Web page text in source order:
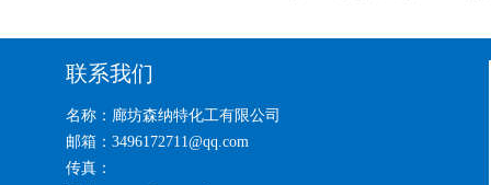
联系我们
名称：廊坊森纳特化工有限公司
邮箱：3496172711@qq.com
传真：